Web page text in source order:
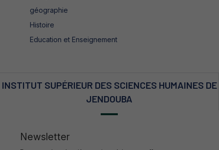
géographie
Histoire
Education et Enseignement
INSTITUT SUPÉRIEUR DES SCIENCES HUMAINES DE
JENDOUBA
Newsletter